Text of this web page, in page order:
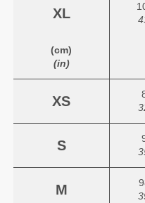
XL
(cm)
(in)
XS
S
M